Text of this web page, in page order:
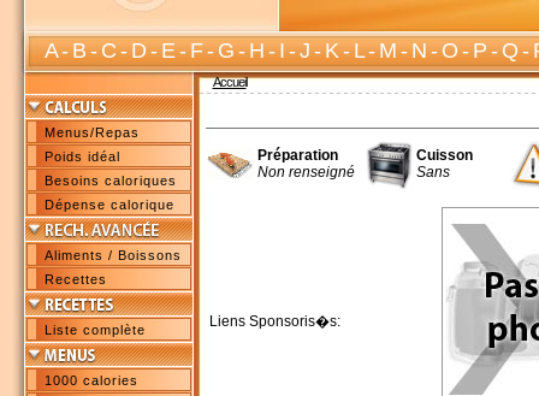
A-B-C-D-E-F-G-H-I-J-K-L-M-N-O-P-Q-
Accueil
Menus/Repas
Poids idéal
Besoins caloriques
Dépense calorique
Aliments / Boissons
Recettes
Liste complète
1000 calories
Préparation
Non renseigné
Cuisson
Sans
Liens Sponsoris�s: